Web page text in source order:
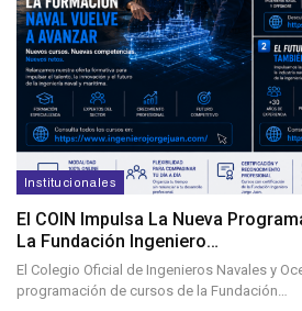
Institucionales
El COIN Impulsa La Nueva
La Fundación Ingeniero…
El Colegio Oficial de Ingenieros Navales y
programación de cursos de la Fundación…